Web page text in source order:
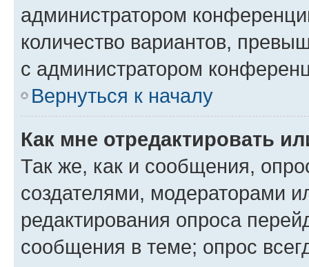
администратором
количество вариантов,
с администратором
Вернуться к началу
Как мне отредактировать
Так же, как и сообщения,
создателями, модераторами
редактирования опроса
сообщения в теме; опрос